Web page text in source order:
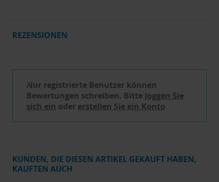
REZENSIONEN
Nur registrierte Benutzer können
Bewertungen schreiben. Bitte loggen Sie
sich ein oder erstellen Sie ein Konto
KUNDEN, DIE DIESEN ARTIKEL GEKAUFT HABEN,
KAUFTEN AUCH